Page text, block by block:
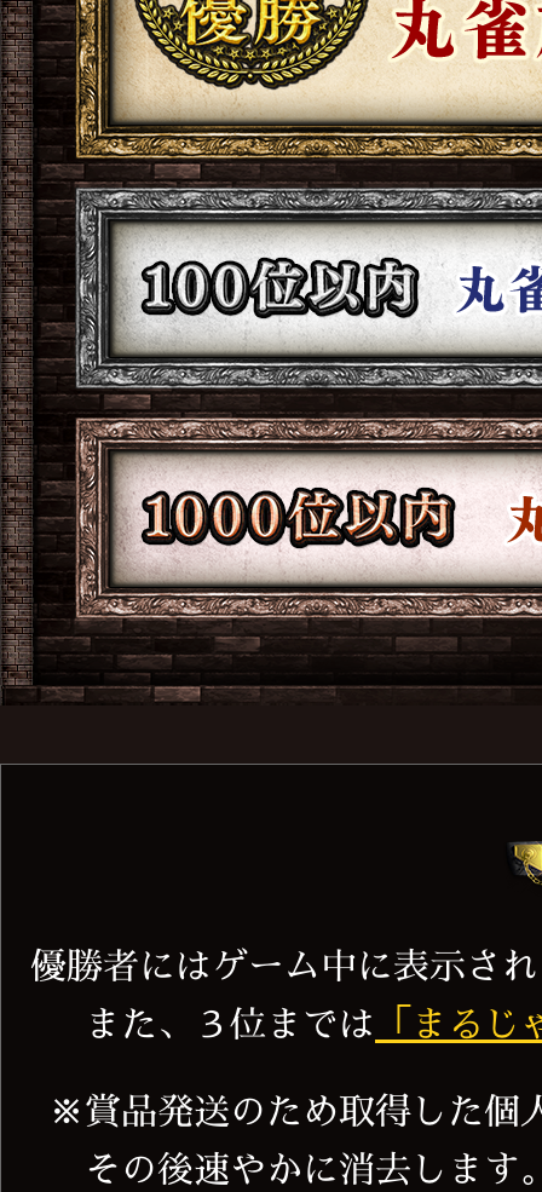
優勝者にはゲーム中に表示さ
また、３位までは 「まるじ
賞品発送のため取得した個
その後速やかに消去します